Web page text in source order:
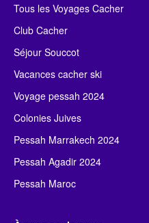
Tous les Voyages Cacher
Club Cacher
Séjour Souccot
Vacances cacher ski
Voyage pessah 2024
Colonies Juives
Pessah Marrakech 2024
Pessah Agadir 2024
Pessah Maroc